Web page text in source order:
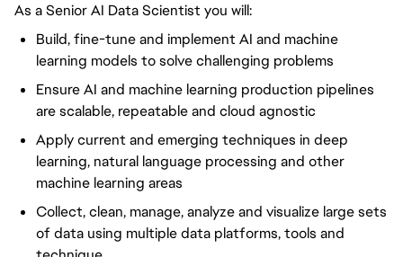
As a Senior AI Data Scientist you will:
Build, fine-tune and implement AI and machine
learning models to solve challenging problems
Ensure AI and machine learning production pipelines
are scalable, repeatable and cloud agnostic
Apply current and emerging techniques in deep
learning, natural language processing and other
machine learning areas
Collect, clean, manage, analyze and visualize large sets
of data using multiple data platforms, tools and